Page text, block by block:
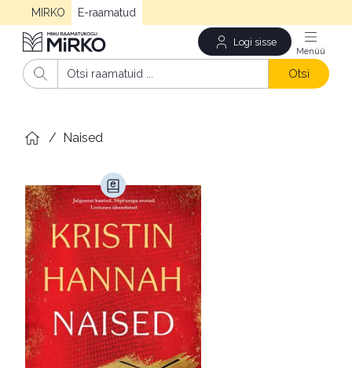
MIRKO E-raamatud
Logi sisse
Otsi
/ Naised